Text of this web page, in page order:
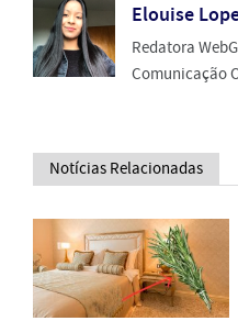
Elouise
Redatora
Comunicação
Notícias Relacionadas